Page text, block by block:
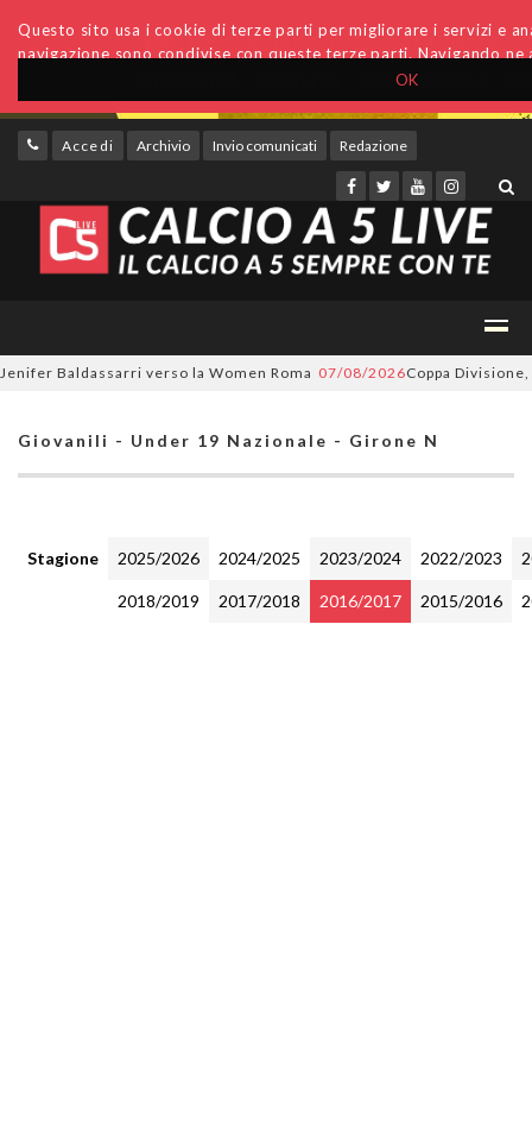
OK
Questo sito usa i cookie di terze parti per migliorare i servizi e
navigazione sono condivise con queste terze parti. Navigando
Accedi Archivio Invio comunicati Redazione
Baldassarri verso la Women Roma 07/08/2026Coppa Divisione, si
Giovanili - Under 19 Nazionale - Girone N
Stagione 2025/2026 2024/2025 2023/2024 2022/2023
2018/2019 2017/2018 2016/2017 2015/2016